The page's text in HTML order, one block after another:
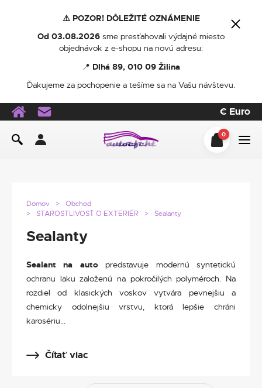
⚠️ POZOR! DÔLEŽITÉ OZNÁMENIE
Od 03.08.2026 sme presťahovali výdajné miesto
objednávok z e-shopu na novú adresu:
📍 Dlhá 89, 010 09 Žilina
Ďakujeme za pochopenie a tešíme sa na Vašu návštevu.
€ Euro
0
Domov
Obchod
STAROSTLIVOSŤ O EXTERIÉR
Sealanty
Sealanty
Sealant na autopredstavuje modernú syntetickú
ochranu laku založenú na pokročilých polyméroch. Na
rozdiel od klasických voskov vytvára pevnejšiu a
chemicky odolnejšiu vrstvu, ktorá lepšie chráni
karosériu...
Čítať viac